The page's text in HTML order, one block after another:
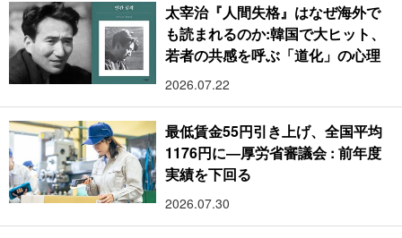
太宰治『人間失格』はなぜ海外で
も読まれるのか:韓国で大ヒット、
若者の共感を呼ぶ「道化」の心理
2026.07.22
最低賃金55円引き上げ、全国平均
1176円に―厚労省審議会 : 前年度
実績を下回る
2026.07.30